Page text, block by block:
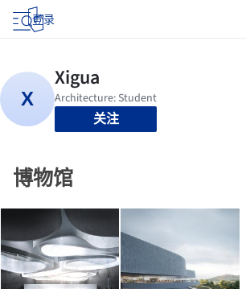
登录
关注
博物馆